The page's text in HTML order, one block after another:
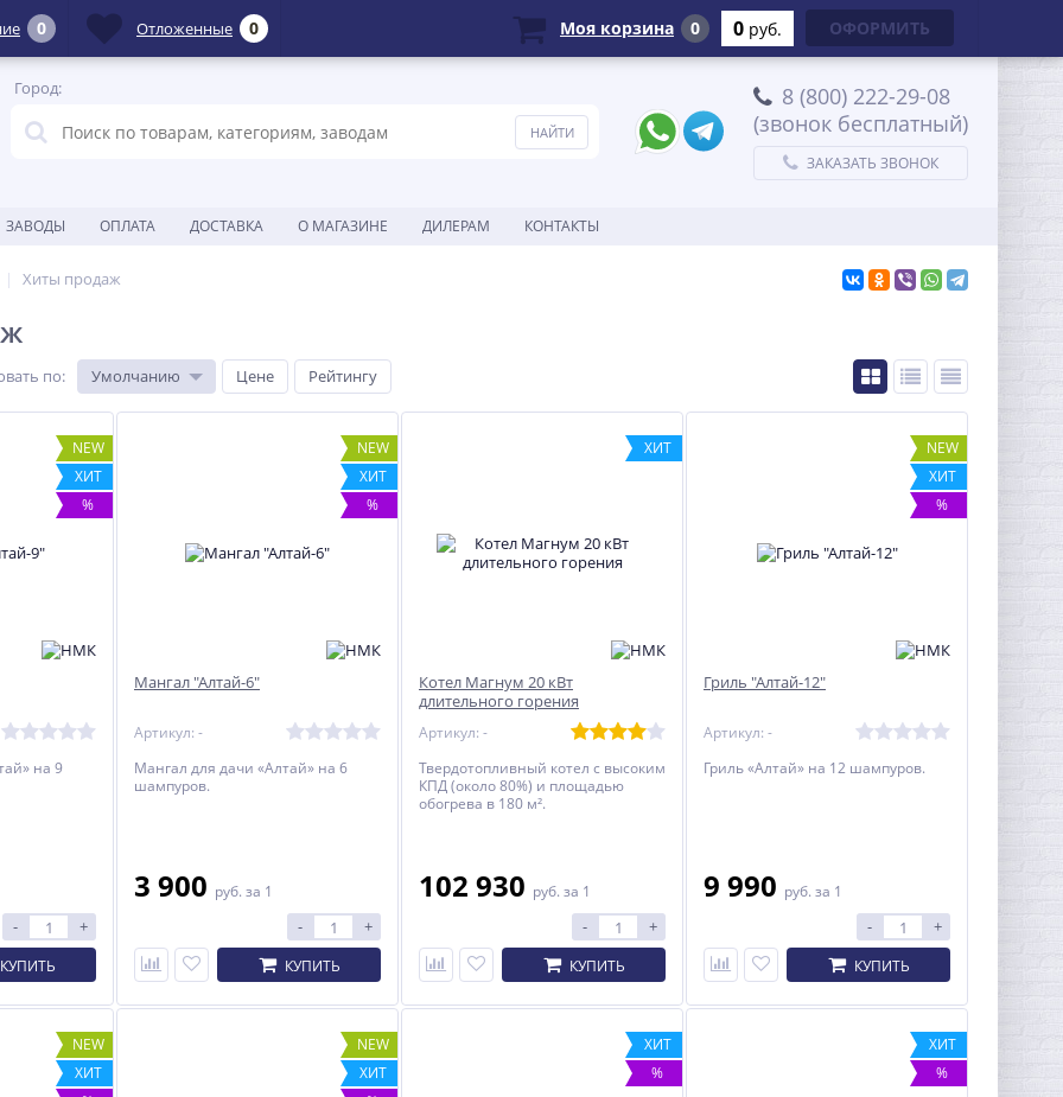
Город:
8 (800) 222-29-08
(звонок бесплатный)
ЗАКАЗАТЬ ЗВОНОК
ЗАВОДЫ ОПЛАТА ДОСТАВКА О МАГАЗИНЕ ДИЛЕРАМ КОНТАКТЫ
Хиты продаж
по: Умолчанию Цене Рейтингу
NEW
ХИТ
%
на 9
- +
КУПИТЬ
NEW
ХИТ
%
Мангал "Алтай-6"
Артикул: -
Мангал для дачи «Алтай» на 6
шампуров.
3 900 руб. за 1
- +
КУПИТЬ
ХИТ
Котел Магнум 20 кВт
длительного горения
Артикул: -
Твердотопливный котел с высоким
КПД (около 80%) и площадью
обогрева в 180 м².
102 930 руб. за 1
- +
КУПИТЬ
NEW
ХИТ
%
Гриль "Алтай-12"
Артикул: -
Гриль «Алтай» на 12 шампуров.
9 990 руб. за 1
- +
КУПИТЬ
NEW
ХИТ
NEW
ХИТ
ХИТ
%
ХИТ
%
0 Отложенные 0 Моя корзина 0 0 руб. ОФОРМИТЬ